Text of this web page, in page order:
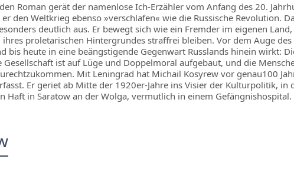
Roman gerät der namenlose Ich-Erzähler vom Anfang des 20.
den Weltkrieg ebenso »verschlafen« wie die Russische Revolution.
deutlich aus. Er bewegt sich wie ein Fremder im eigenen
proletarischen Hintergrundes straffrei bleiben. Vor dem Auge
bis heute in eine beängstigende Gegenwart Russlands hinein wirkt:
ist auf Lüge und Doppelmoral aufgebaut, und die
Mit Leningrad hat Michail Kosyrew vor genau100
Er geriet ab Mitte der 1920er-Jahre ins Visier der Kulturpolitik,
Haft in Saratow an der Wolga, vermutlich in einem Gefängnishospital.